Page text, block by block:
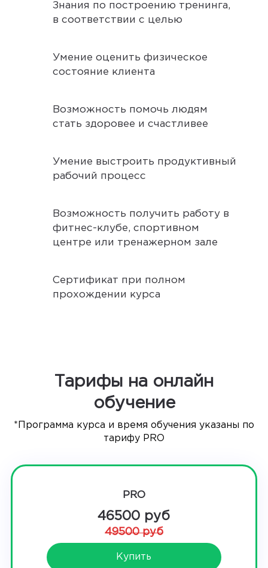
Знания по построению тренинга,
в соответствии с целью
Умение оценить физическое
состояние клиента
Возможность помочь людям
стать здоровее и счастливее
Умение выстроить продуктивный
рабочий процесс
Возможность получить работу в
фитнес-клубе, спортивном
центре или тренажерном зале
Сертификат при полном
прохождении курса
Тарифы на онлайн
обучение
*Программа курса и время обучения указаны по
тарифу PRO
PRO
46500 руб
49500 руб
Купить